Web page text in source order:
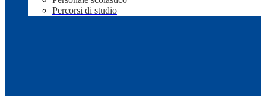
Percorsi di studio